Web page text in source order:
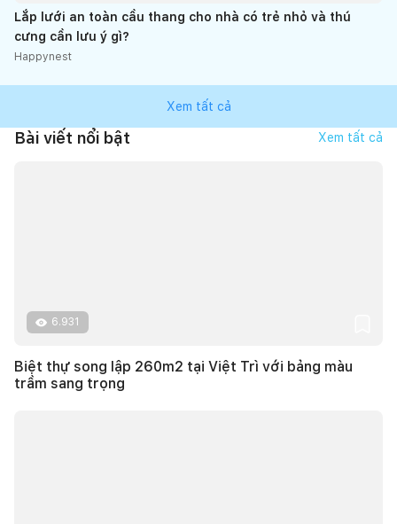
Lắp lưới an toàn cầu thang cho nhà có trẻ nhỏ và thú
cưng cần lưu ý gì?
Happynest
Xem tất cả
Bài viết nổi bật Xem tất cả
6.931
Biệt thự song lập 260m2 tại Việt Trì với bảng màu
trầm sang trọng